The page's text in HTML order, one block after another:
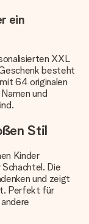
ein
XXL
besteht
64 originalen
und
Stil
Kinder
Die
und zeigt
Perfekt für